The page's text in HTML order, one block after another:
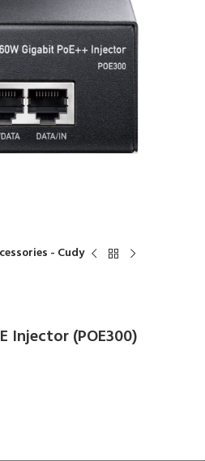
- Cudy
Injector (POE300)